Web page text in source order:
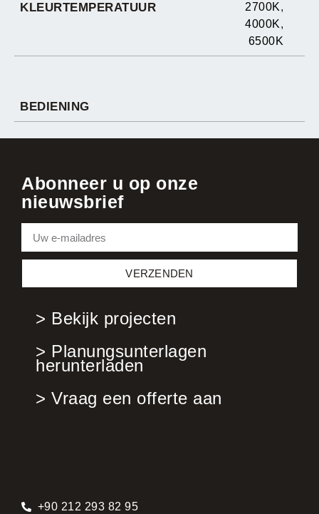
KLEURTEMPERATUUR 2700K,
4000K,
6500K
BEDIENING
Abonneer u op onze
nieuwsbrief
VERZENDEN
> Bekijk projecten
> Planungsunterlagen
herunterladen
> Vraag een offerte aan
+90 212 293 82 95